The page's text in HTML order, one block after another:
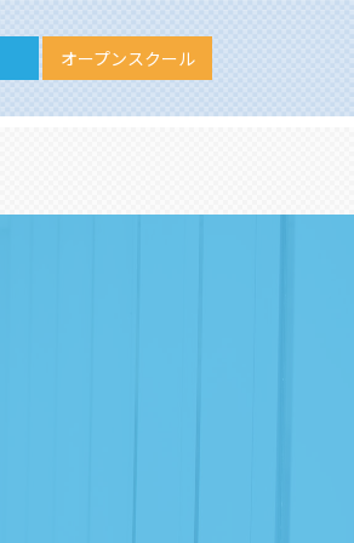
オープンスクール